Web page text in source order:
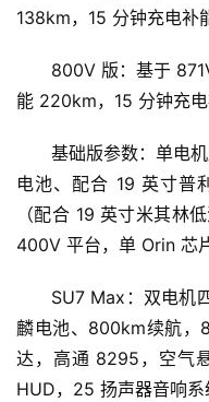
首
页
138km，15 分钟充电补
800V 版：基于
能 220km，15 分钟充电
基础版参数：单电
电池、配合 19 英寸普
（配合 19 英寸米其林
400V 平台，单 Orin 芯
SU7 Max：双电机
麟电池、800km续航，
达，高通 8295，空气
HUD，25 扬声器音响系